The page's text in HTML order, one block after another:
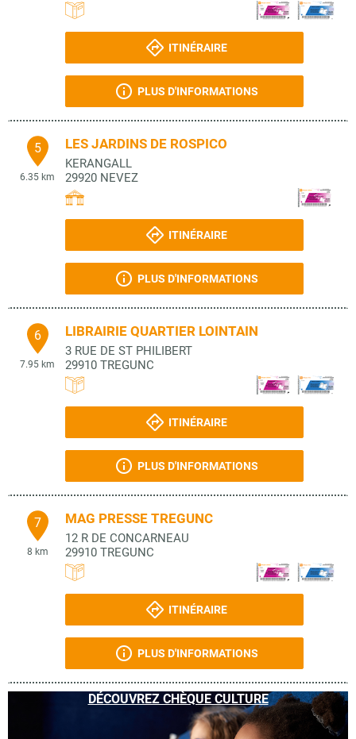
ITINÉRAIRE
PLUS D'INFORMATIONS
5
6.35 km
LES JARDINS DE ROSPICO
KERANGALL
29920 NEVEZ
ITINÉRAIRE
PLUS D'INFORMATIONS
6
7.95 km
LIBRAIRIE QUARTIER LOINTAIN
3 RUE DE ST PHILIBERT
29910 TREGUNC
ITINÉRAIRE
PLUS D'INFORMATIONS
7
8 km
MAG PRESSE TREGUNC
12 R DE CONCARNEAU
29910 TREGUNC
ITINÉRAIRE
PLUS D'INFORMATIONS
DÉCOUVREZ CHÈQUE CULTURE